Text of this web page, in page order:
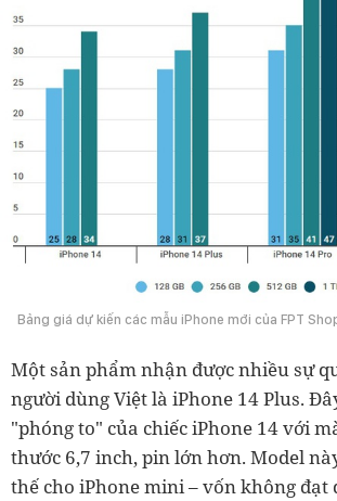
Bảng giá dự kiến các mẫu iPhone mới của FPT
Một sản phẩm nhận được nhiều sự
người dùng Việt là iPhone 14 Plus.
"phóng to" của chiếc iPhone 14 với
thước 6,7 inch, pin lớn hơn. Model
thế cho iPhone mini – vốn không đạt